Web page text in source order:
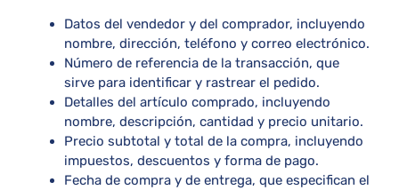
Datos del vendedor y del comprador, incluyendo
nombre, dirección, teléfono y correo electrónico.
Número de referencia de la transacción, que
sirve para identificar y rastrear el pedido.
Detalles del artículo comprado, incluyendo
nombre, descripción, cantidad y precio unitario.
Precio subtotal y total de la compra, incluyendo
impuestos, descuentos y forma de pago.
Fecha de compra y de entrega, que especifican el